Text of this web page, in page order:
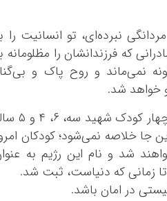
یزد
نبرده‌ای، تو انسانیت را
که فرزندانشان را مظلومانه
نمی‌ماند و روح پاک و
خواهد شد.
شدیدترین و وحشیانه‌ترین شکل جنایت و کشتارت زمانی بود که پیکر
جا خلاصه نمی‌شود؛ کودکان
شد و نام این رژیم به
زمانی که دنیاست، ثبت شد.
در امان باشد.